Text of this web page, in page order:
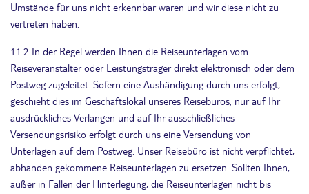
Umstände für uns nicht erkennbar waren und wir diese nicht zu
vertreten haben.
11.2 In der Regel werden Ihnen die Reiseunterlagen vom
Reiseveranstalter oder Leistungsträger direkt elektronisch oder dem
Postweg zugeleitet. Sofern eine Aushändigung durch uns erfolgt,
geschieht dies im Geschäftslokal unseres Reisebüros; nur auf Ihr
ausdrückliches Verlangen und auf Ihr ausschließliches
Versendungsrisiko erfolgt durch uns eine Versendung von
Unterlagen auf dem Postweg. Unser Reisebüro ist nicht verpflichtet,
abhanden gekommene Reiseunterlagen zu ersetzen. Sollten Ihnen,
außer in Fällen der Hinterlegung, die Reiseunterlagen nicht bis